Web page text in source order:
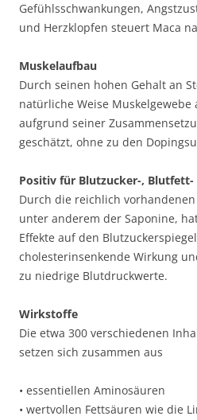
Gefühlsschwankungen,
und Herzklopfen steuert Maca
Muskelaufbau
Durch seinen hohen Gehalt an
natürliche Weise
aufgrund seiner
geschätzt, ohne zu den
Positiv für Blutzucker-,
Durch die reichlich
unter anderem der Saponine,
Effekte auf den
cholesterinsenkende Wirkung
zu niedrige Blutdruckwerte.
Wirkstoffe
Die etwa 300 verschiedenen
setzen sich zusammen aus
• essentiellen Aminosäuren
• wertvollen Fettsäuren wie die